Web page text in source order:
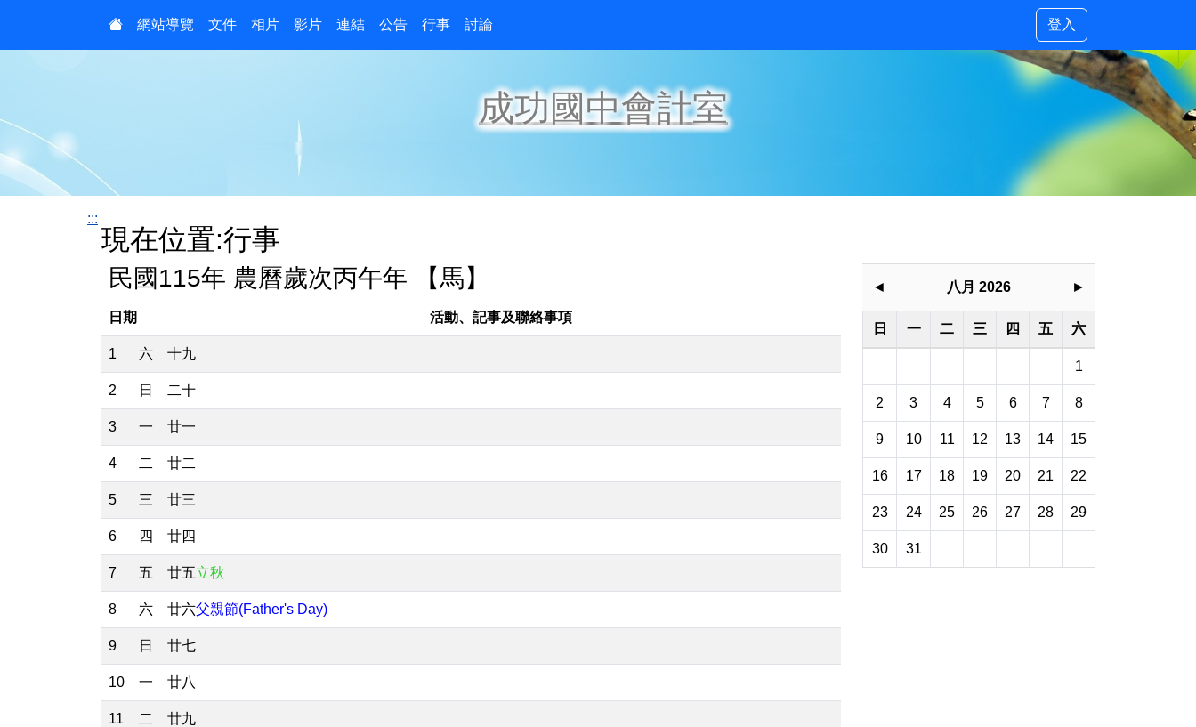
網站導覽
文件 相片 影片 連結 公告 行事 討論 登入
成功國中會計室
:::
現在位置:行事
民國115年 農曆歲次丙午年 【馬】
日期 活動、記事及聯絡事項
1 六 十九
2 日 二十
3 一 廿一
4 二 廿二
5 三 廿三
6 四 廿四
7 五 廿五立秋
8 六 廿六父親節(Father's Day)
9 日 廿七
10 一 廿八
11 二 廿九
◄ 八月 2026 ►
日 一 二 三 四 五 六
1
2 3 4 5 6 7 8
9 10 11 12 13 14 15
16 17 18 19 20 21 22
23 24 25 26 27 28 29
30 31